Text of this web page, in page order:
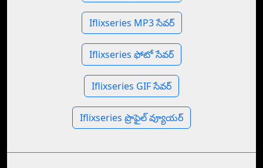
Iflixseries MP3 సేవర్
Iflixseries ఫోటో సేవర్
Iflixseries GIF సేవర్
Iflixseries ప్రొఫైల్ వ్యూయర్